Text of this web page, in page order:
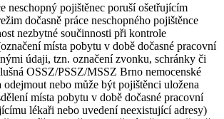
neschopný pojištěnec poruší ošetřujícím
dočasně práce neschopného pojištěnce
nezbytné součinnosti při kontrole
místa pobytu v době dočasné pracovní
údaji, tzn. označení zvonku, schránky či
OSSZ/PSSZ/MSSZ Brno nemocenské
odejmout nebo může být pojištěnci uložena
místa pobytu v době dočasné pracovní
lékaři nebo uvedení neexistující adresy)